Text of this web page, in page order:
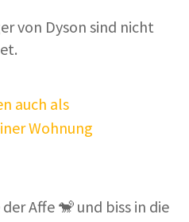
von Dyson sind nicht
auch als
Wohnung
Affe 🐒 und biss in die